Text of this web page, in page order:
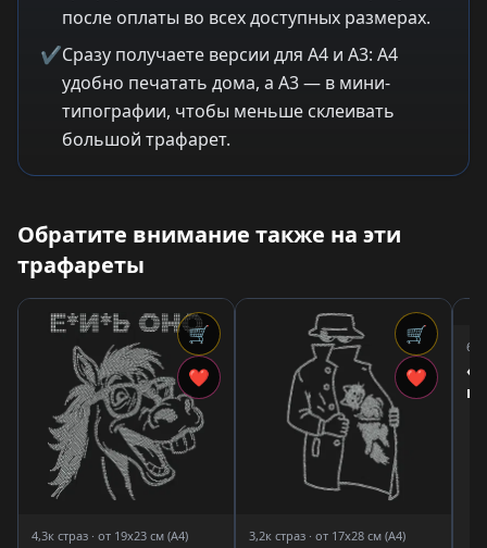
после оплаты во всех доступных размерах.
✔Сразу получаете версии для A4 и A3: A4
удобно печатать дома, а A3 — в мини-
типографии, чтобы меньше склеивать
большой трафарет.
Обратите внимание также на эти
трафареты
🛒
❤
4,3к страз · от 19x23 см (A4)
🛒
❤
3,2к страз · от 17x28 см (A4)